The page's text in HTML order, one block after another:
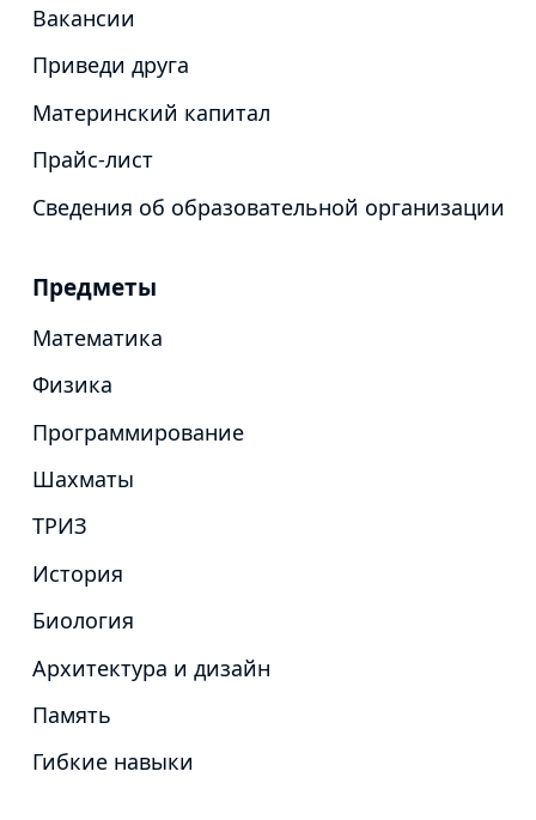
Вакансии
Приведи друга
Материнский капитал
Прайс-лист
Сведения об образовательной организации
Предметы
Математика
Физика
Программирование
Шахматы
ТРИЗ
История
Биология
Архитектура и дизайн
Память
Гибкие навыки